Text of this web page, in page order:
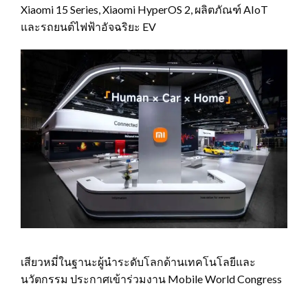
Xiaomi 15 Series, Xiaomi HyperOS 2, ผลิตภัณฑ์ AIoT
และรถยนต์ไฟฟ้าอัจฉริยะ EV
เสียวหมี่ในฐานะผู้นำระดับโลกด้านเทคโนโลยีและ
นวัตกรรม ประกาศเข้าร่วมงาน Mobile World Congress